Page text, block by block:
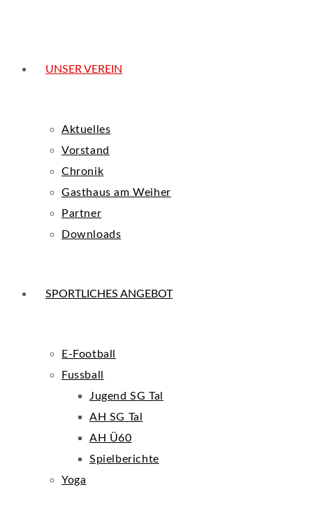
UNSER VEREIN
Aktuelles
Vorstand
Chronik
Gasthaus am Weiher
Partner
Downloads
SPORTLICHES ANGEBOT
E-Football
Fussball
Jugend SG Tal
AH SG Tal
AH Ü60
Spielberichte
Yoga